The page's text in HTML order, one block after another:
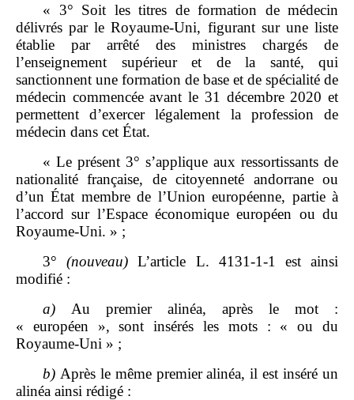
« 3° Soit les titres de formation de médecin
délivrés par le Royaume‑Uni, figurant sur une liste
établie par arrêté des ministres chargés de
l’enseignement supérieur et de la santé, qui
sanctionnent une formation de base et de spécialité de
médecin commencée avant le 31 décembre 2020 et
permettent d’exercer légalement la profession de
médecin dans cet État.
« Le présent 3° s’applique aux ressortissants de
nationalité française, de citoyenneté andorrane ou
d’un État membre de l’Union européenne, partie à
l’accord sur l’Espace économique européen ou du
Royaume‑Uni. » ;
3°(nouveau) L’article L. 4131‑1‑1 est ainsi
modifié :
a) Au premier alinéa, après le mot :
« européen », sont insérés les mots : « ou du
Royaume‑Uni » ;
b) Après le même premier alinéa, il est inséré un
alinéa ainsi rédigé :